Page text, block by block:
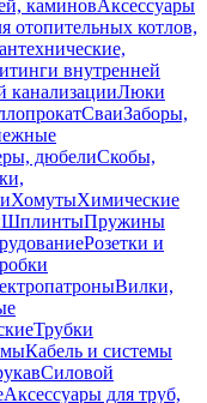
каминовАксессуары
отопительных котлов,
внутренней
канализацииЛюки
СваиЗаборы,
дюбелиСкобы,
ХомутыХимические
ШплинтыПружины
Розетки и
Вилки,
Трубки
Кабель и системы
Силовой
Аксессуары для труб,